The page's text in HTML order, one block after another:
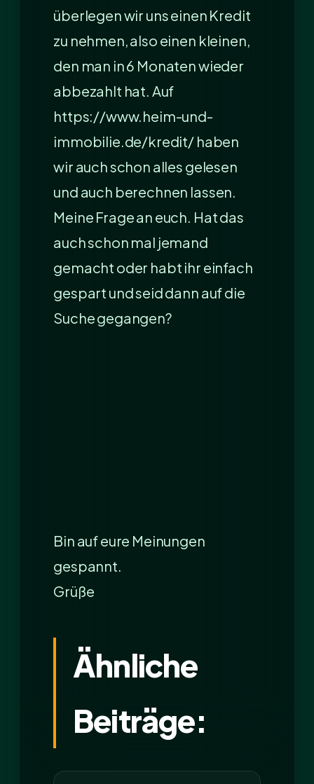
überlegen wir uns einen Kredit
zu nehmen, also einen kleinen,
den man in 6 Monaten wieder
abbezahlt hat. Auf
https://www.heim-und-
immobilie.de/kredit/ haben
wir auch schon alles gelesen
und auch berechnen lassen.
Meine Frage an euch. Hat das
auch schon mal jemand
gemacht oder habt ihr einfach
gespart und seid dann auf die
Suche gegangen?
Bin auf eure Meinungen
gespannt.
Grüße
Ähnliche
Beiträge: